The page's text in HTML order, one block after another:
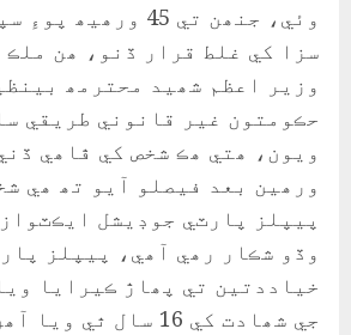
وئي، جنھن تي 45
سزا کي غلط قرار ڏنو، ھن ملڪ
وزير اعظم شھيد محترمھ
حڪومتون غير قانوني طريقي
ويون، ھتي ھڪ شخص کي ڦاھي
ورھين بعد فيصلو آيو تھ ھي
پيپلز پارٽي جوڊيشل
وڏو شڪار رھي آھي، پيپلز
خياددتين تي پھاڙ ڪيرايا
جي شھادت کي 16 سال